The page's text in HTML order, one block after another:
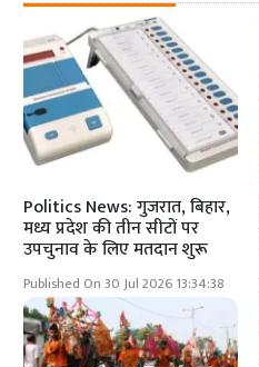
Politics News: गुजरात, बिहार,
मध्य प्रदेश की तीन सीटों पर
उपचुनाव के लिए मतदान शुरू
Published On 30 Jul 2026 13:34:38